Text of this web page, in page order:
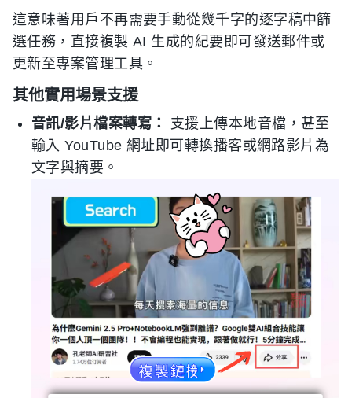
這意味著用戶不再需要手動從幾千字的逐字稿中篩
選任務，直接複製 AI 生成的紀要即可發送郵件或
更新至專案管理工具。
其他實用場景支援
音訊/影片檔案轉寫：
支援上傳本地音檔，甚至
輸入 YouTube 網址即可轉換播客或網路影片為
文字與摘要。